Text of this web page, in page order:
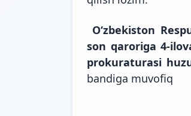
O‘zbekiston
son qaroriga 4-
prokuraturasi
bandiga muvofiq